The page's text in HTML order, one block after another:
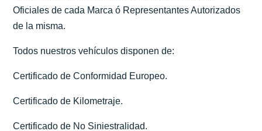
Oficiales de cada Marca ó Representantes Autorizados
de la misma.
Todos nuestros vehículos disponen de:
Certificado de Conformidad Europeo.
Certificado de Kilometraje.
Certificado de No Siniestralidad.